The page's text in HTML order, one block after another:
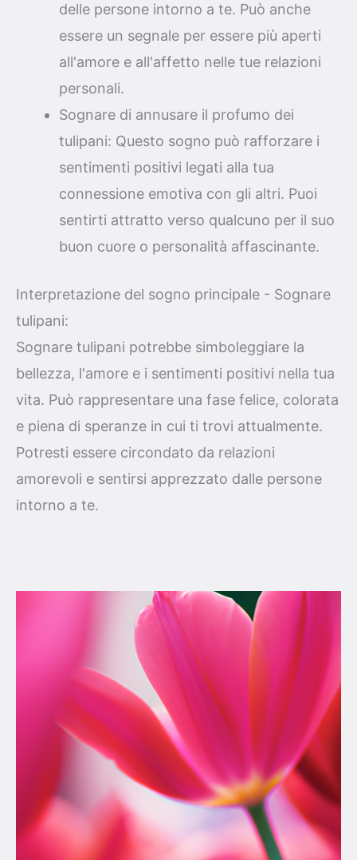
delle persone intorno a te. Può anche
essere un segnale per essere più aperti
all'amore e all'affetto nelle tue relazioni
personali.
Sognare di annusare il profumo dei
tulipani: Questo sogno può rafforzare i
sentimenti positivi legati alla tua
connessione emotiva con gli altri. Puoi
sentirti attratto verso qualcuno per il suo
buon cuore o personalità affascinante.
Interpretazione del sogno principale - Sognare
tulipani:
Sognare tulipani potrebbe simboleggiare la
bellezza, l'amore e i sentimenti positivi nella tua
vita. Può rappresentare una fase felice, colorata
e piena di speranze in cui ti trovi attualmente.
Potresti essere circondato da relazioni
amorevoli e sentirsi apprezzato dalle persone
intorno a te.